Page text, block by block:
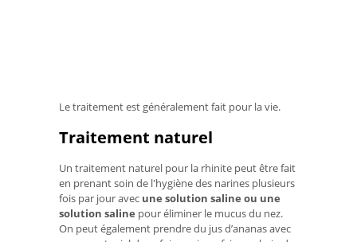
Le traitement est généralement fait pour la vie.
Traitement naturel
Un traitement naturel pour la rhinite peut être fait
en prenant soin de l'hygiène des narines plusieurs
fois par jour avec une solution saline ou une
solution saline pour éliminer le mucus du nez.
On peut également prendre du jus d’ananas avec